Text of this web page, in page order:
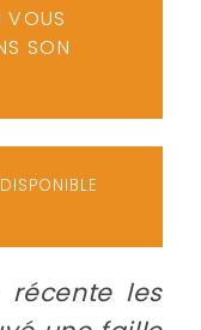
VOUS
SON
les